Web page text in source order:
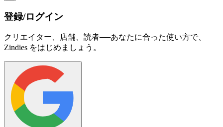
登録/ログイン
クリエイター、店舗、読者──あなたに合った使い方で、
Zindies をはじめましょう。